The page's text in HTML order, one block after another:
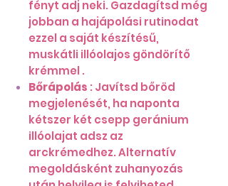
fényt adj neki. Gazdagítsd még
jobban a hajápolási rutinodat
ezzel a saját készítésű,
muskátli illóolajos göndörítő
krémmel .
Bőrápolás : Javítsd bőröd
megjelenését, ha naponta
kétszer két csepp geránium
illóolajat adsz az
arckrémedhez. Alternatív
megoldásként zuhanyozás